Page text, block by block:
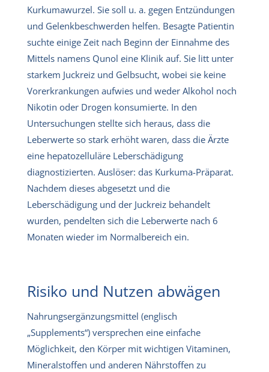
Kurkumawurzel. Sie soll u. a. gegen Entzündungen
und Gelenkbeschwerden helfen. Besagte Patientin
suchte einige Zeit nach Beginn der Einnahme des
Mittels namens Qunol eine Klinik auf. Sie litt unter
starkem Juckreiz und Gelbsucht, wobei sie keine
Vorerkrankungen aufwies und weder Alkohol noch
Nikotin oder Drogen konsumierte. In den
Untersuchungen stellte sich heraus, dass die
Leberwerte so stark erhöht waren, dass die Ärzte
eine hepatozelluläre Leberschädigung
diagnostizierten. Auslöser: das Kurkuma-Präparat.
Nachdem dieses abgesetzt und die
Leberschädigung und der Juckreiz behandelt
wurden, pendelten sich die Leberwerte nach 6
Monaten wieder im Normalbereich ein.
Risiko und Nutzen abwägen
Nahrungsergänzungsmittel (englisch
„Supplements“) versprechen eine einfache
Möglichkeit, den Körper mit wichtigen Vitaminen,
Mineralstoffen und anderen Nährstoffen zu